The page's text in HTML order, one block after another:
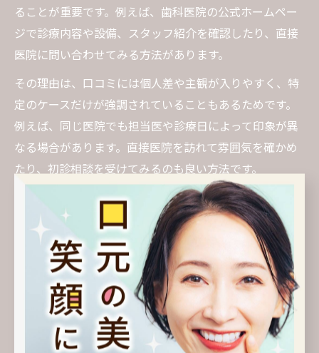
ることが重要です。例えば、歯科医院の公式ホームペー
ジで診療内容や設備、スタッフ紹介を確認したり、直接
医院に問い合わせてみる方法があります。
その理由は、口コミには個人差や主観が入りやすく、特
定のケースだけが強調されていることもあるためです。
例えば、同じ医院でも担当医や診療日によって印象が異
なる場合があります。直接医院を訪れて雰囲気を確かめ
たり、初診相談を受けてみるのも良い方法です。
また、市区町村や地域の医師会が提供する歯科医院の紹
介サービスや、知人・家族からの紹介も有効です。情報
を多角的に集めて、自分に合った歯医者を選ぶことが後
悔しないポイントです。
近くの評判の良い歯医者の調べ方
自宅や職場の近くで評判の良い歯医者を探すには、地図